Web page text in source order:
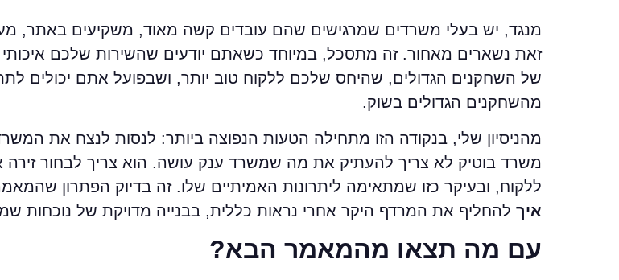
מנגד, יש בעלי משרדים שמרגישים שהם עובדים קשה מאוד, משקיעים באתר,
זאת נשארים מאחור. זה מתסכל, במיוחד כשאתם יודעים שהשירות שלכם
של השחקנים הגדולים, שהיחס שלכם ללקוח טוב יותר, ושבפועל אתם יכולים
מהשחקנים הגדולים בשוק.
מהניסיון שלי, בנקודה הזו מתחילה הטעות הנפוצה ביותר: לנסות לנצח את
משרד בוטיק לא צריך להעתיק את מה שמשרד ענק עושה. הוא צריך לבחור זירה
ללקוח, ובעיקר כזו שמתאימה ליתרונות האמיתיים שלו. זה בדיוק הפתרון
איך להחליף את המרדף היקר אחרי נראות כללית, בבנייה מדויקת של נוכחות
עם מה תצאו מהמאמר הבא?